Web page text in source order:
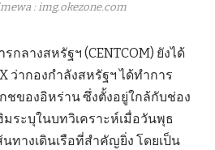
: img.okezone.com
ลางสหรัฐฯ (CENTCOM) ยังได้
ว่ากองกำลังสหรัฐฯ ได้ทำการ
ชของอิหร่าน ซึ่งตั้งอยู่ใกล้กับช่อง
ระบุในบทวิเคราะห์เมื่อวันพุธ
ทางเดินเรือที่สำคัญยิ่ง โดยเป็น